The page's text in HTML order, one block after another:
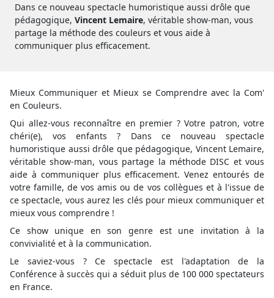
Dans ce nouveau spectacle humoristique aussi drôle que
pédagogique, Vincent Lemaire, véritable show-man, vous
partage la méthode des couleurs et vous aide à
communiquer plus efficacement.
Mieux Communiquer et Mieux se Comprendre avec la Com'
en Couleurs.
Qui allez-vous reconnaître en premier ? Votre patron, votre
chéri(e), vos enfants ? Dans ce nouveau spectacle
humoristique aussi drôle que pédagogique, Vincent Lemaire,
véritable show-man, vous partage la méthode DISC et vous
aide à communiquer plus efficacement. Venez entourés de
votre famille, de vos amis ou de vos collègues et à l'issue de
ce spectacle, vous aurez les clés pour mieux communiquer et
mieux vous comprendre !
Ce show unique en son genre est une invitation à la
convivialité et à la communication.
Le saviez-vous ? Ce spectacle est l'adaptation de la
Conférence à succès qui a séduit plus de 100 000 spectateurs
en France.